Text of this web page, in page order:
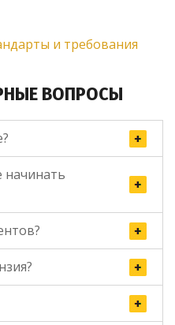
и требования
ВОПРОСЫ
начинать